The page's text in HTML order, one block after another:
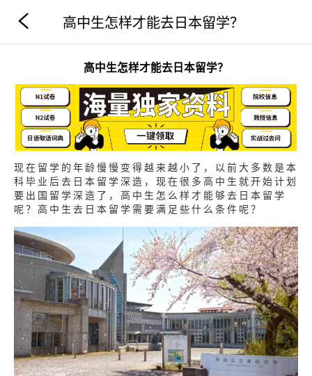
高中生怎样才能去日本留学？
高中生怎样才能去日本留学？
现在留学的年龄慢慢变得越来越小了，以前大多数是本
科毕业后去日本留学深造，现在很多高中生就开始计划
要出国留学深造了，高中生怎么样才能够去日本留学
呢？高中生去日本留学需要满足些什么条件呢？